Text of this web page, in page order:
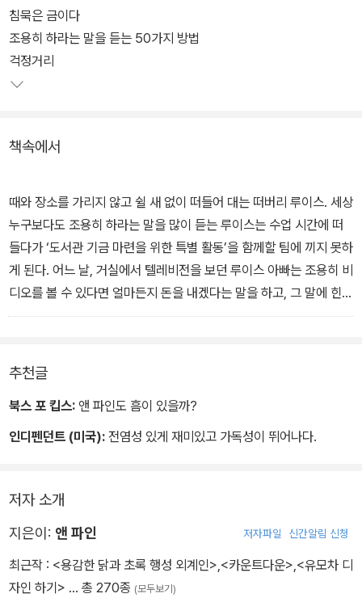
가장 많이 듣는 챔피언. 루이스가 떠드는 바람에 조회는 늘 길어지고,
수업도 엉망이 되기 일쑤. 하지만 루이스는 꿋꿋하다. 누가 뭐라 해도
주눅 들지 않고, 말이 많은 만큼 모두에게 상냥하고 친절하다. 또한 스
스로 세운 계획은 꼭 실천하는 뚝심도 보여 준다.
해서 돈 벌기' 대작전을 계획한다. 금요일 7시간 동안 말을 하지 않는
해 보지만 31초가 최대 기록이다. 대망의 금요일, 할머니가 '침묵은
금이다'라는 말이 생각나라고 노란색 옷을 입혀 주고, 소매에다 '쉬이
이이잇!'이라고 수를 놓아 주는데…. 과연 루이스의 작전은 성공할 수
있을까?
침묵은 금이다
조용히 하라는 말을 듣는 50가지 방법
걱정거리
책속에서
때와 장소를 가리지 않고 쉴 새 없이 떠들어 대는 떠버리 루이스. 세상
누구보다도 조용히 하라는 말을 많이 듣는 루이스는 수업 시간에 떠
들다가 ‘도서관 기금 마련을 위한 특별 활동’을 함께할 팀에 끼지 못하
게 된다. 어느 날, 거실에서 텔레비전을 보던 루이스 아빠는 조용히 비
디오를 볼 수 있다면 얼마든지 돈을 내겠다는 말을 하고, 그 말에 힌트
를 얻은 루이스는 ‘조용히 해서 돈 벌기’ 대작전을 계획한다. 할머니는
알려 준다. 루이스는 자기가 조용히 하는 만큼 도서관 후원금을 내 줄
것을 사람들에게 부탁한다. 그동안 루이스의 침묵을 간절히 기다려
왔던 사람들은 너도나도 서명을 하고, 그렇게 루이스의 침묵은 시작
추천글
북스 포 킵스: 앤 파인도 흠이 있을까?
인디펜던트 (미국): 전염성 있게 재미있고 가독성이 뛰어나다.
저자 소개
지은이: 앤 파인 저자파일 신간알림 신청
최근작 : <용감한 닭과 초록 행성 외계인>,<카운트다운>,<유모차 디
자인 하기> … 총 270종 (모두보기)